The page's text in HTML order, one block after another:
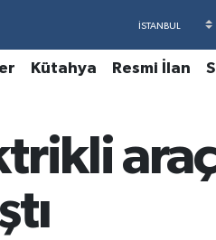
Kütahya Resmi İlan
araç